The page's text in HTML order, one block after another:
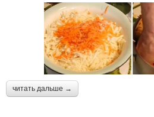
читать дальше →